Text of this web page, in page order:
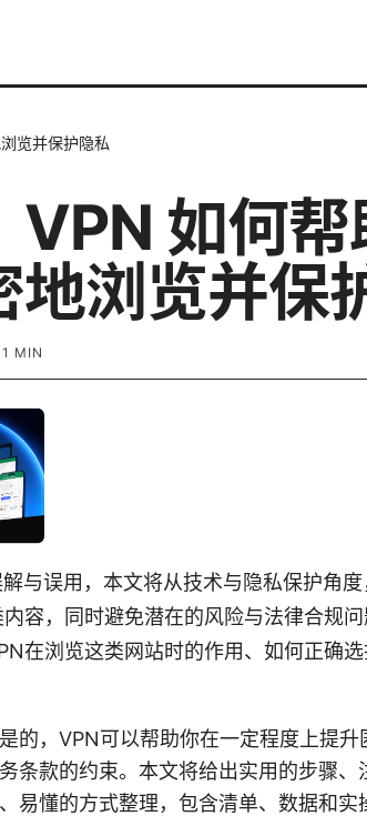
览并保护隐私
VPN 如何帮
地浏览并保
1 MIN
与误用，本文将从技术与隐私保护角
容，同时避免潜在的风险与法律合规
在浏览这类网站时的作用、如何正确
的，VPN可以帮助你在一定程度上提升
条款的约束。本文将给出实用的步骤、
易懂的方式整理，包含清单、数据和实